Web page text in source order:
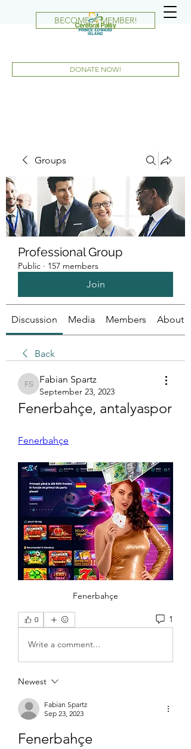
BECOME A MEMBER!
DONATE NOW!
Groups
Professional Group
Public · 157 members
Join
Discussion Media Members About
Back
Fabian Spartz
Fabian Spartz
September 23, 2023
Fenerbahçe, antalyaspor
Fenerbahçe
Fenerbahçe
0 1
Write a comment...
Newest
Fabian Spartz
Sep 23, 2023
Fenerbahçe